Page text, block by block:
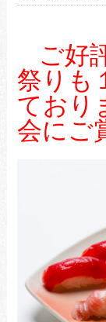
ご好
祭りも
ており
会にご